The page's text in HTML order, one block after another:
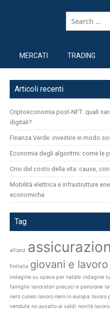
MERCATI TRADING
Articoli recenti
Criptoeconomia post-NFT: quali
digitali?
Finanza Verde: investire in modo
Economia degli algoritmi: come le
Crisi del costo della vita: cause,
Mobilità elettrica e infrastrutture
economiche
Tag
allianz
finitalia giovani e lavoro
indagine su spesa per natale indagine
famiglie lavoratori precoci e pensione
nero cuneo lavoro nero in europa lavoro
venduta no assalto ai saldi novità